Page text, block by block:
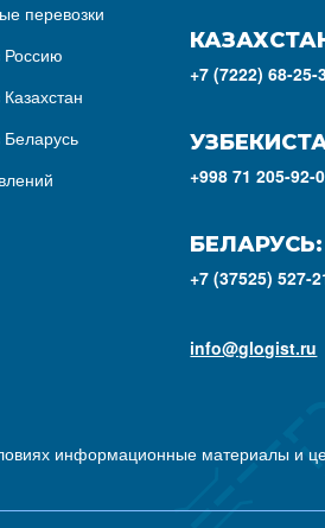
перевозки
Россию
Беларусь
+7 (7222) 68-25-
+998 71 205-92-
БЕЛАРУСЬ:
+7 (37525) 527-
info@glogist.ru
информационные материалы и